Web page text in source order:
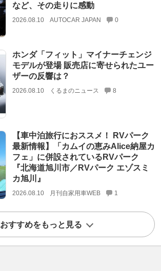
など、その走りに感動
2026.08.10 AUTOCAR JAPAN 0
ホンダ「フィット」マイナーチェンジ
モデルが登場 販売店に寄せられたユー
ザーの反響は？
2026.08.10 くるまのニュース 8
【車中泊旅行におススメ！ RVパーク
最新情報】「カムイの恵みAlice納屋カ
フェ」に併設されているRVパーク
『北海道旭川市／RVパーク エゾスミ
カ旭川』
2026.08.10 月刊自家用車WEB 1
おすすめをもっと見る